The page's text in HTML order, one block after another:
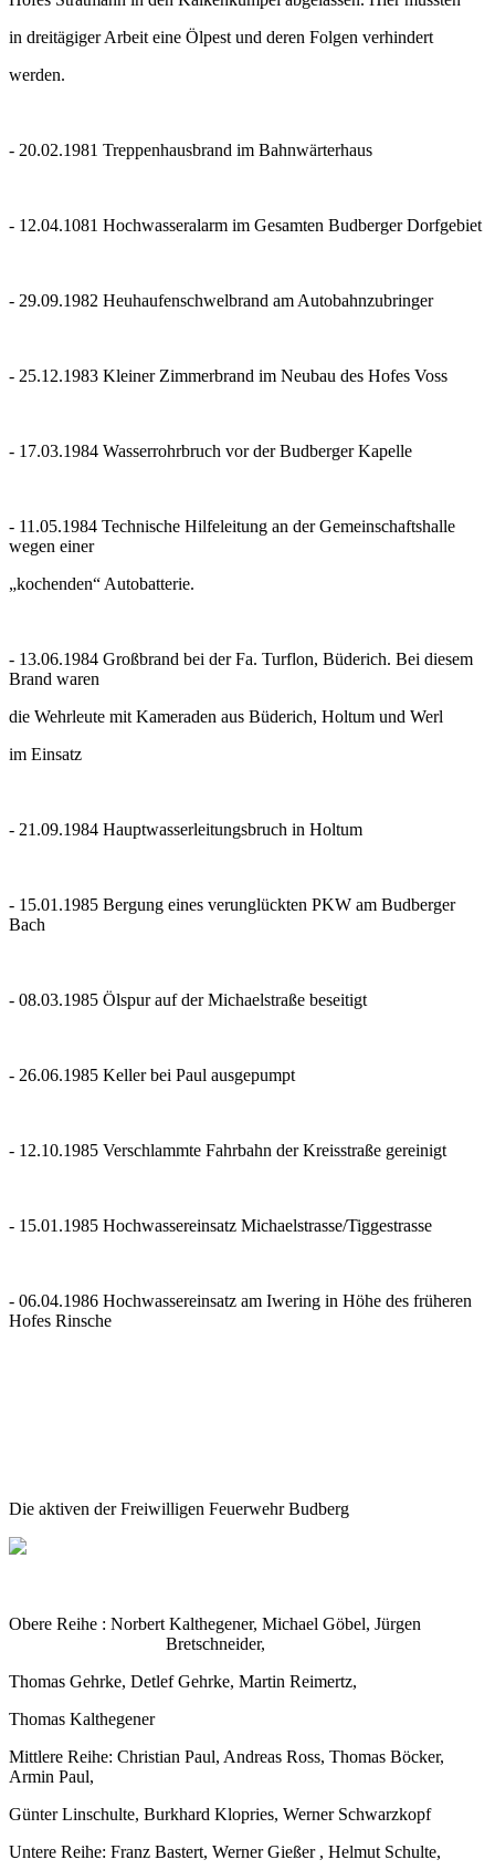
in dreitägiger Arbeit eine Ölpest und deren Folgen verhindert
werden.
- 20.02.1981 Treppenhausbrand im Bahnwärterhaus
- 12.04.1081 Hochwasseralarm im Gesamten Budberger Dorfgebiet
- 29.09.1982 Heuhaufenschwelbrand am Autobahnzubringer
- 25.12.1983 Kleiner Zimmerbrand im Neubau des Hofes Voss
- 17.03.1984 Wasserrohrbruch vor der Budberger Kapelle
- 11.05.1984 Technische Hilfeleitung an der Gemeinschaftshalle
wegen einer
„kochenden“ Autobatterie.
- 13.06.1984 Großbrand bei der Fa. Turflon, Büderich. Bei diesem
Brand waren
die Wehrleute mit Kameraden aus Büderich, Holtum und Werl
im Einsatz
- 21.09.1984 Hauptwasserleitungsbruch in Holtum
- 15.01.1985 Bergung eines verunglückten PKW am Budberger
Bach
- 08.03.1985 Ölspur auf der Michaelstraße beseitigt
- 26.06.1985 Keller bei Paul ausgepumpt
- 12.10.1985 Verschlammte Fahrbahn der Kreisstraße gereinigt
- 15.01.1985 Hochwassereinsatz Michaelstrasse/Tiggestrasse
- 06.04.1986 Hochwassereinsatz am Iwering in Höhe des früheren
Hofes Rinsche
Die aktiven der Freiwilligen Feuerwehr Budberg
Obere Reihe : Norbert Kalthegener, Michael Göbel, Jürgen
Bretschneider,
Thomas Gehrke, Detlef Gehrke, Martin Reimertz,
Thomas Kalthegener
Mittlere Reihe: Christian Paul, Andreas Ross, Thomas Böcker,
Armin Paul,
Günter Linschulte, Burkhard Klopries, Werner Schwarzkopf
Untere Reihe: Franz Bastert, Werner Gießer , Helmut Schulte,